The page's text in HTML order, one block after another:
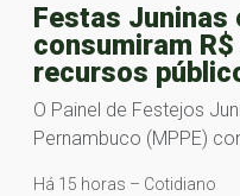
Festas Juninas
consumiram
recursos
O Painel de Festejos
Pernambuco (MPPE)
Há 15 horas – Cotidiano